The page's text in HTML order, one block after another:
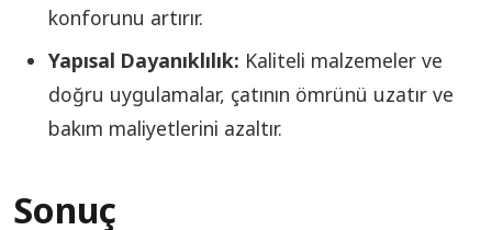
konforunu artırır.
Yapısal Dayanıklılık: Kaliteli malzemeler ve
doğru uygulamalar, çatının ömrünü uzatır ve
bakım maliyetlerini azaltır.
Sonuç